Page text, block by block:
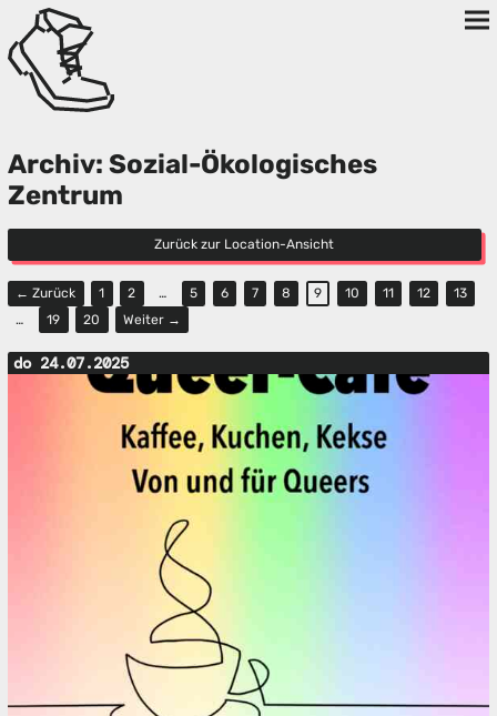
Archiv: Sozial-Ökologisches
Zentrum
Zurück zur Location-Ansicht
← Zurück 1 2 … 5 6 7 8 9 10 11 12
13
…
19 20 Weiter →
do 24.07.2025